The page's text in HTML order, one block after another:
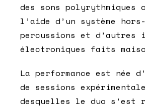
des sons polyrythmiques
l’aide d’un système hors-
percussions et d’autres
électroniques faits
La performance est née
de sessions
desquelles le duo s’est